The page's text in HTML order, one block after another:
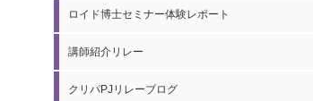
ロイド博士セミナー体験レポート
講師紹介リレー
クリパPJリレーブログ